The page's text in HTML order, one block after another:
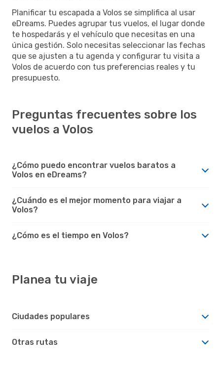
Planificar tu escapada a Volos se simplifica al usar
eDreams. Puedes agrupar tus vuelos, el lugar donde
te hospedarás y el vehículo que necesitas en una
única gestión. Solo necesitas seleccionar las fechas
que se ajusten a tu agenda y configurar tu visita a
Volos de acuerdo con tus preferencias reales y tu
presupuesto.
Preguntas frecuentes sobre los
vuelos a Volos
¿Cómo puedo encontrar vuelos baratos a
Volos en eDreams?
¿Cuándo es el mejor momento para viajar a
Volos?
¿Cómo es el tiempo en Volos?
Planea tu viaje
Ciudades populares
Otras rutas